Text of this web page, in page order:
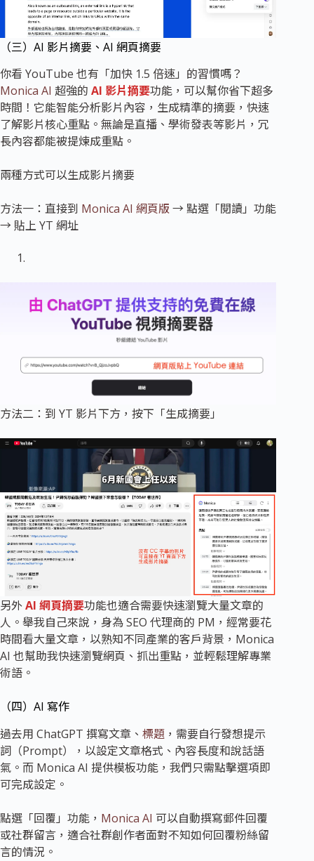
（三）AI 影片摘要、AI 網頁摘要
你看 YouTube 也有「加快 1.5 倍速」的習慣嗎？
Monica AI 超強的 AI 影片摘要功能，可以幫你省下超多
時間！它能智能分析影片內容，生成精準的摘要，快速
了解影片核心重點。無論是直播、學術發表等影片，冗
長內容都能被提煉成重點。
兩種方式可以生成影片摘要
方法一：直接到 Monica AI 網頁版 → 點選「閱讀」功能
→ 貼上 YT 網址
方法二：到 YT 影片下方，按下「生成摘要」
另外AI 網頁摘要功能也適合需要快速瀏覽大量文章的
人。舉我自己來說，身為 SEO 代理商的 PM，經常要花
時間看大量文章，以熟知不同產業的客戶背景，Monica
AI 也幫助我快速瀏覽網頁、抓出重點，並輕鬆理解專業
術語。
（四）AI 寫作
過去用 ChatGPT 撰寫文章、 標題 ，需要自行發想提示
詞（Prompt），以設定文章格式、內容長度和說話語
氣。而 Monica AI 提供模板功能，我們只需點擊選項即
可完成設定。
點選「回覆」功能， Monica AI 可以自動撰寫郵件回覆
或社群留言，適合社群創作者面對不知如何回覆粉絲留
言的情況。